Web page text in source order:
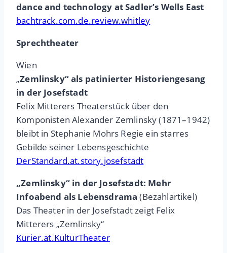
dance and technology at Sadler’s Wells East
bachtrack.com.de.review.whitley
Sprechtheater
Wien
„Zemlinsky“ als patinierter Historiengesang
in der Josefstadt
Felix Mitterers Theaterstück über den
Komponisten Alexander Zemlinsky (1871–1942)
bleibt in Stephanie Mohrs Regie ein starres
Gebilde seiner Lebensgeschichte
DerStandard.at.story.josefstadt
„Zemlinsky“ in der Josefstadt: Mehr
Infoabend als Lebensdrama (Bezahlartikel)
Das Theater in der Josefstadt zeigt Felix
Mitterers „Zemlinsky“
Kurier.at.KulturTheater